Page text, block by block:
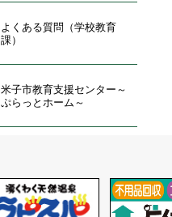
よくある質問（学校教育
課）
米子市教育支援センター～
ぷらっとホーム～